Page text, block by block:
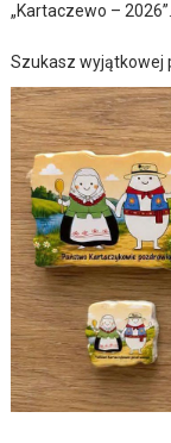
„Kartaczewo –
Szukasz wyjątkowej